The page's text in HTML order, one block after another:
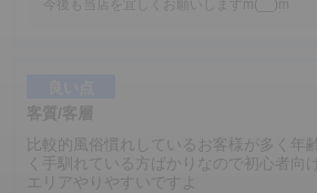
今後も当店を宜しくお願いしますm(__)m
客質/客層
比較的風俗慣れしているお客様が多く年
く手馴れている方ばかりなので初心者向
エリアやりやすいですよ